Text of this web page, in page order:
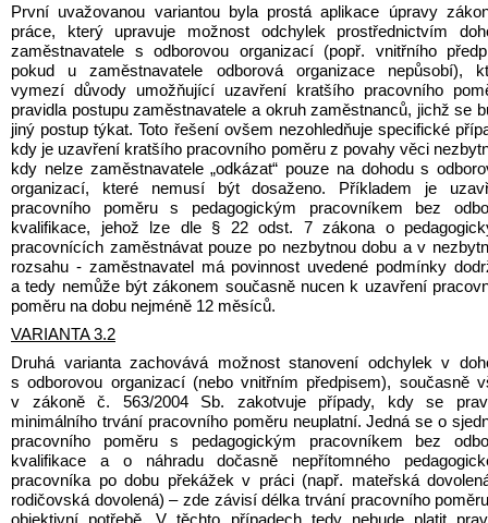
První uvažovanou variantou byla prostá aplikace úpravy
práce, který upravuje možnost odchylek prostřednictvím
zaměstnavatele s odborovou organizací (popř. vnitřního
pokud u zaměstnavatele odborová organizace nepůsobí),
vymezí důvody umožňující uzavření kratšího pracovního
pravidla postupu zaměstnavatele a okruh zaměstnanců, jichž se
jiný postup týkat. Toto řešení ovšem nezohledňuje specifické
kdy je uzavření kratšího pracovního poměru z povahy věci
kdy nelze zaměstnavatele „odkázat“ pouze na dohodu s
organizací, které nemusí být dosaženo. Příkladem je
pracovního poměru s pedagogickým pracovníkem bez
kvalifikace, jehož lze dle § 22 odst. 7 zákona o
pracovnících zaměstnávat pouze po nezbytnou dobu a v
rozsahu - zaměstnavatel má povinnost uvedené podmínky
a tedy nemůže být zákonem současně nucen k uzavření
poměru na dobu nejméně 12 měsíců.
VARIANTA 3.2
Druhá varianta zachovává možnost stanovení odchylek v
s odborovou organizací (nebo vnitřním předpisem), současně
v zákoně č. 563/2004 Sb. zakotvuje případy, kdy se
minimálního trvání pracovního poměru neuplatní. Jedná se o
pracovního poměru s pedagogickým pracovníkem bez
kvalifikace a o náhradu dočasně nepřítomného
pracovníka po dobu překážek v práci (např. mateřská
rodičovská dovolená) – zde závisí délka trvání pracovního
objektivní potřebě. V těchto případech tedy nebude platit